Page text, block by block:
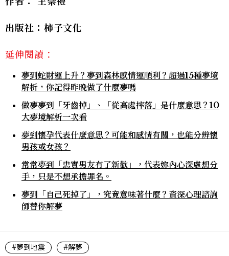
出版社：柿子文化
延伸閱讀：
夢到蛇財運上升？夢到森林感情運順利？超過15種夢境
解析，你記得昨晚做了什麼夢嗎
做夢夢到「牙齒掉」、「從高處摔落」是什麼意思？10
大夢境解析一次看
夢到懷孕代表什麼意思？可能和感情有關，也能分辨懷
男孩或女孩？
常常夢到「忠實男友有了新歡」，代表妳內心深處想分
手，只是不想承擔罪名。
夢到「自己死掉了」，究竟意味著什麼？資深心理諮詢
師替你解夢
#夢到地震 #解夢